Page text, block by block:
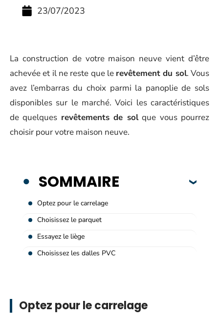
23/07/2023
La construction de votre maison neuve vient d’être
achevée et il ne reste que le revêtement du sol. Vous
avez l’embarras du choix parmi la panoplie de sols
disponibles sur le marché. Voici les caractéristiques
de quelques revêtements de solque vous pourrez
choisir pour votre maison neuve.
SOMMAIRE
Optez pour le carrelage
Choisissez le parquet
Essayez le liège
Choisissez les dalles PVC
Optez pour le carrelage